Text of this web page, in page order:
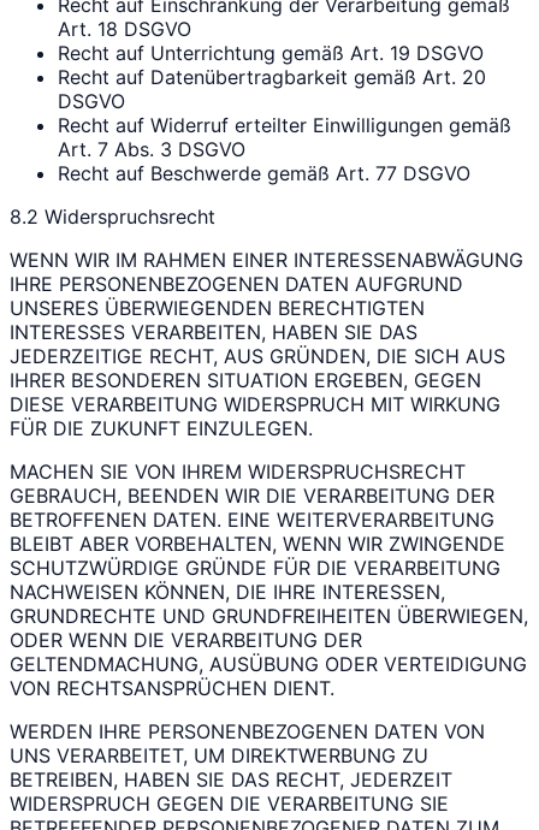
Recht auf Einschränkung der Verarbeitung gemäß
Art. 18 DSGVO
Recht auf Unterrichtung gemäß Art. 19 DSGVO
Recht auf Datenübertragbarkeit gemäß Art. 20
DSGVO
Recht auf Widerruf erteilter Einwilligungen gemäß
Art. 7 Abs. 3 DSGVO
Recht auf Beschwerde gemäß Art. 77 DSGVO
8.2 Widerspruchsrecht
WENN WIR IM RAHMEN EINER INTERESSENABWÄGUNG
IHRE PERSONENBEZOGENEN DATEN AUFGRUND
UNSERES ÜBERWIEGENDEN BERECHTIGTEN
INTERESSES VERARBEITEN, HABEN SIE DAS
JEDERZEITIGE RECHT, AUS GRÜNDEN, DIE SICH AUS
IHRER BESONDEREN SITUATION ERGEBEN, GEGEN
DIESE VERARBEITUNG WIDERSPRUCH MIT WIRKUNG
FÜR DIE ZUKUNFT EINZULEGEN.
MACHEN SIE VON IHREM WIDERSPRUCHSRECHT
GEBRAUCH, BEENDEN WIR DIE VERARBEITUNG DER
BETROFFENEN DATEN. EINE WEITERVERARBEITUNG
BLEIBT ABER VORBEHALTEN, WENN WIR ZWINGENDE
SCHUTZWÜRDIGE GRÜNDE FÜR DIE VERARBEITUNG
NACHWEISEN KÖNNEN, DIE IHRE INTERESSEN,
GRUNDRECHTE UND GRUNDFREIHEITEN ÜBERWIEGEN,
ODER WENN DIE VERARBEITUNG DER
GELTENDMACHUNG, AUSÜBUNG ODER VERTEIDIGUNG
VON RECHTSANSPRÜCHEN DIENT.
WERDEN IHRE PERSONENBEZOGENEN DATEN VON
UNS VERARBEITET, UM DIREKTWERBUNG ZU
BETREIBEN, HABEN SIE DAS RECHT, JEDERZEIT
WIDERSPRUCH GEGEN DIE VERARBEITUNG SIE